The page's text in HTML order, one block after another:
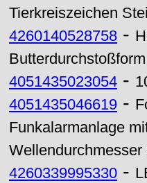
Tierkreiszeichen
4260140528758 -
4051435023054 -
4051435046619 -
Funkalarmanlage
4260339995330 -